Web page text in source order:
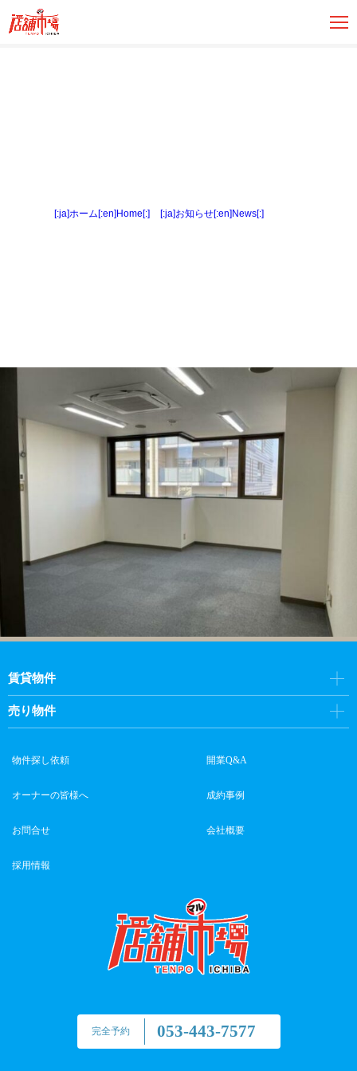
[:ja]ホーム[:en]Home[:] [:ja]お知らせ[:en]News[:]
完全予約 053-443-7577
賃貸物件
売り物件
物件探し依頼 開業Q&A
オーナーの皆様へ 成約事例
お問合せ 会社概要
採用情報